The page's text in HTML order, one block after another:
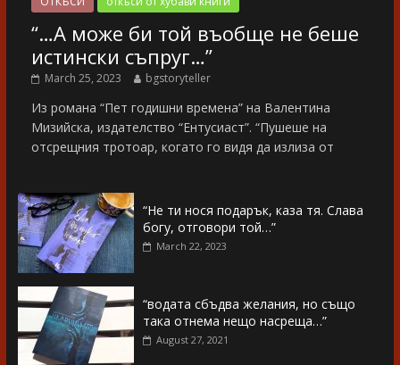
“…А може би той въобще не беше
истински съпруг…”
March 25, 2023 bgstoryteller
Из романа “Пет годишни времена” на Валентина
Мизийска, издателство “Ентусиаст”. “Пушеше на
отсрещния тротоар, когато го видя да излиза от
“Не ти нося подарък, каза тя. Слава
богу, отговори той…”
March 22, 2023
“водата сбъдва желания, но също
така отнема нещо насреща…”
August 27, 2021